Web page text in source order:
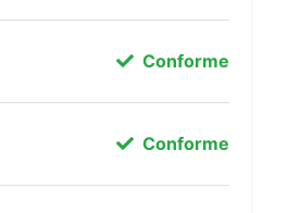
Conforme
Conforme